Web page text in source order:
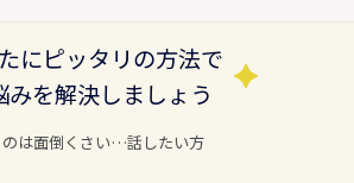
にピッタリの方法で
みを解決しましょう
は面倒くさい…話したい方